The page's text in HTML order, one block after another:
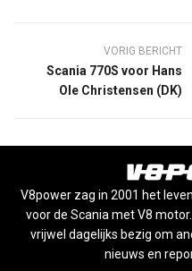
VORIG BERICHT
Scania 770S voor Hans
Ole Christensen (DK)
V8power zag in 2001 het
voor de Scania met V8
vrijwel dagelijks bezig om
nieuws en